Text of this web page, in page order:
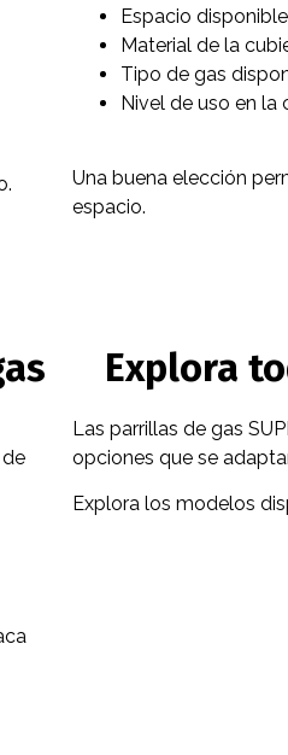
Espacio
Material de la
Tipo de gas
Nivel de uso en la
Una buena elección
espacio.
Explora
Las parrillas de gas
opciones que se
Explora los modelos